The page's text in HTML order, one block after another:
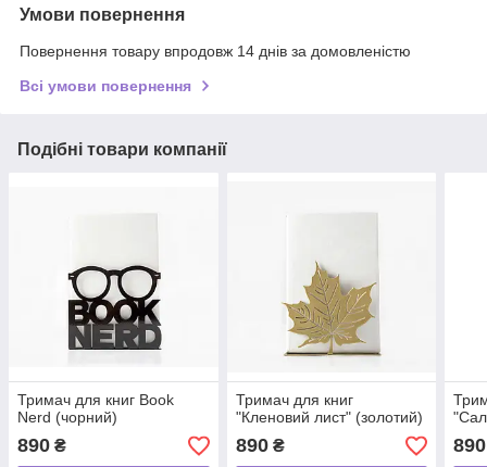
Умови повернення
Повернення товару впродовж 14 днів за домовленістю
Всі умови повернення
Подібні товари компанії
Тримач для книг Book
Nerd (чорний)
890 ₴
Тримач для книг
"Кленовий лист" (золотий)
890₴ 890